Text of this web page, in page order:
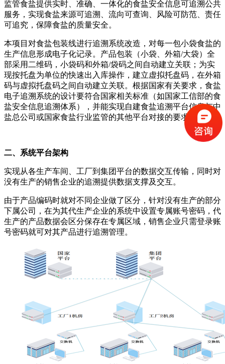
监管食盐提供实时、准确、一体化的食盐安全信息可追溯公共
服务，实现食盐来源可追溯、流向可查询、风险可防范、责任
可追究，保障食盐的质量安全。
本项目对食盐包装线进行追溯系统改造，对每一包小袋食盐的
生产信息形成电子化记录。产品包装（小袋、外箱/大袋）全
部采用二维码，小袋码和外箱/袋码之间自动建立关联；为实
现按托盘为单位的快速出入库操作，建立虚拟托盘码，在外箱
码与虚拟托盘码之间自动建立关联。根据国家有关要求，食盐
电子追溯系统的设计要符合国家相关标准（如国家工信部的食
盐安全信息追溯体系），并能实现自建食盐追溯平台信息与中
盐总公司或国家食盐行业监管的其他平台对接的要求。
二、 系统平台架构
实现从各生产车间、工厂到集团平台的数据交互传输，同时对
没有生产的销售企业的追溯提供数据支撑及交互。
由于产品编码时就对不同企业做了区分，针对没有生产的部分
下属公司，在为其代生产企业的系统中设置专属账号密码，代
生产的产品数据会区分保存在专属区域，销售企业只需登录账
号密码就可对其产品进行追溯管理。